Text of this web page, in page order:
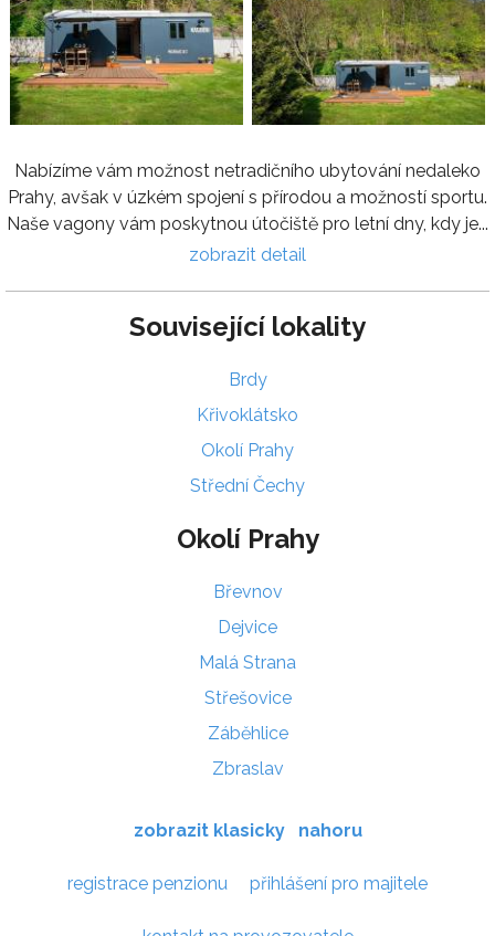
Nabízíme vám možnost netradičního ubytování nedaleko
Prahy, avšak v úzkém spojení s přírodou a možností sportu.
Naše vagony vám poskytnou útočiště pro letní dny, kdy je...
zobrazit detail
Související lokality
Brdy
Křivoklátsko
Okolí Prahy
Střední Čechy
Okolí Prahy
Břevnov
Dejvice
Malá Strana
Střešovice
Záběhlice
Zbraslav
zobrazit klasicky nahoru
registrace penzionu přihlášení pro majitele